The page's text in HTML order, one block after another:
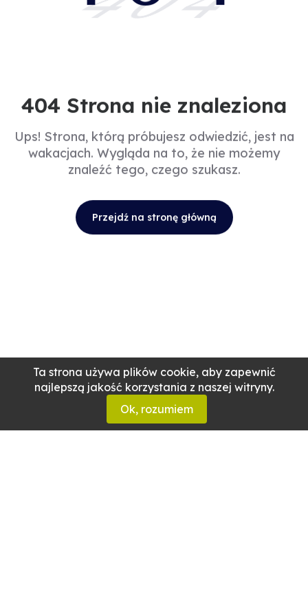
Ta strona używa plików cookie, aby zapewnić
najlepszą jakość korzystania z naszej witryny.
Ok, rozumiem
404 Strona nie znaleziona
Ups! Strona, którą próbujesz odwiedzić, jest na
wakacjach. Wygląda na to, że nie możemy
znaleźć tego, czego szukasz.
Przejdź na stronę główną